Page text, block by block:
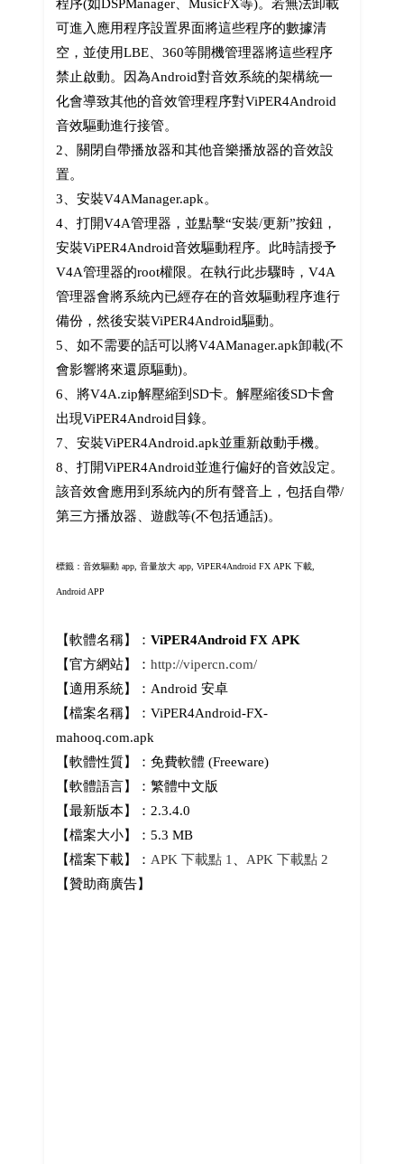
程序(如DSPManager、MusicFX等)。若無法卸載
可進入應用程序設置界面將這些程序的數據清
空，並使用LBE、360等開機管理器將這些程序
禁止啟動。因為Android對音效系統的架構統一
化會導致其他的音效管理程序對ViPER4Android
音效驅動進行接管。
2、關閉自帶播放器和其他音樂播放器的音效設
置。
3、安裝V4AManager.apk。
4、打開V4A管理器，並點擊“安裝/更新”按鈕，
安裝ViPER4Android音效驅動程序。此時請授予
V4A管理器的root權限。在執行此步驟時，V4A
管理器會將系統內已經存在的音效驅動程序進行
備份，然後安裝ViPER4Android驅動。
5、如不需要的話可以將V4AManager.apk卸載(不
會影響將來還原驅動)。
6、將V4A.zip解壓縮到SD卡。解壓縮後SD卡會
出現ViPER4Android目錄。
7、安裝ViPER4Android.apk並重新啟動手機。
8、打開ViPER4Android並進行偏好的音效設定。
該音效會應用到系統內的所有聲音上，包括自帶/
第三方播放器、遊戲等(不包括通話)。
標籤：音效驅動 app, 音量放大 app, ViPER4Android FX APK 下載,
Android APP
【軟體名稱】： ViPER4Android FX APK
【官方網站】： http://vipercn.com/
【適用系統】：Android 安卓
【檔案名稱】：ViPER4Android-FX-
mahooq.com.apk
【軟體性質】：免費軟體 (Freeware)
【軟體語言】：繁體中文版
【最新版本】：2.3.4.0
【檔案大小】：5.3 MB
【檔案下載】： APK 下載點 1、 APK 下載點 2
【贊助商廣告】